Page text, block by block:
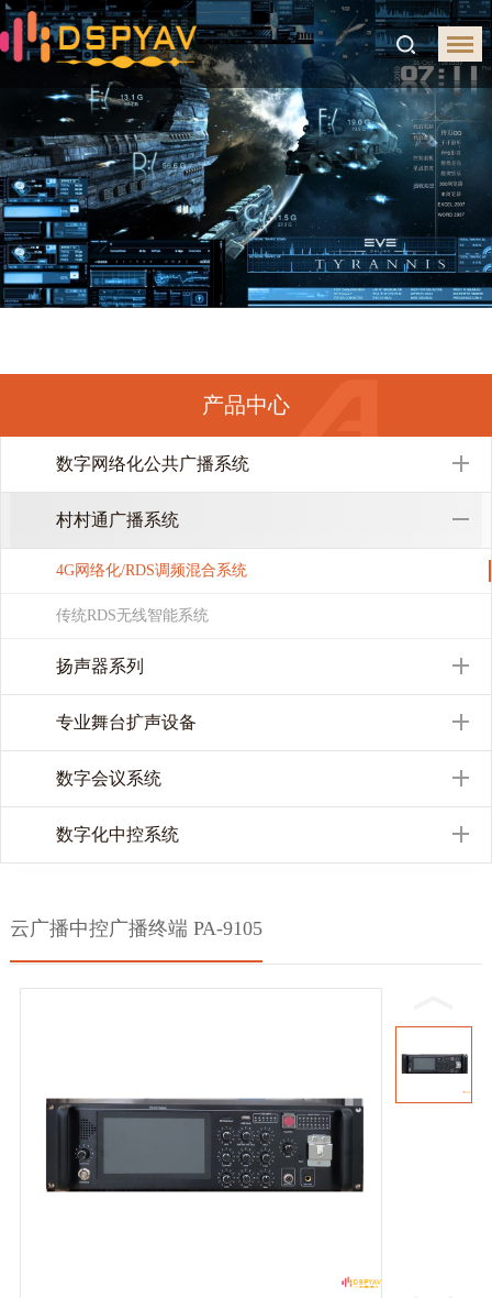
产品中心
数字网络化公共广播系统
村村通广播系统
4G网络化/RDS调频混合系统
传统RDS无线智能系统
扬声器系列
专业舞台扩声设备
数字会议系统
数字化中控系统
云广播中控广播终端 PA-9105